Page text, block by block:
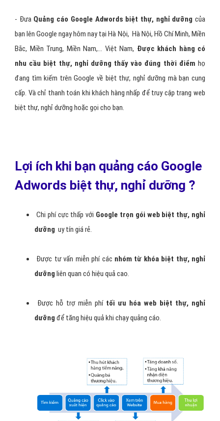
- Đưa Quảng cáo Google Adwords biệt thự, nghỉ dưỡngcủa
bạn lên Google ngay hôm nay tại Hà Nội, Hà Nội, Hồ Chí Minh, Miền
Bắc, Miền Trung, Miền Nam,… Việt Nam, Được khách hàng có
nhu cầu biệt thự, nghỉ dưỡng thấy vào đúng thời điểm họ
đang tìm kiếm trên Google về biệt thự, nghỉ dưỡng mà bạn cung
cấp. Và chỉ thanh toán khi khách hàng nhấp để truy cập trang web
biệt thự, nghỉ dưỡng hoặc gọi cho bạn.
Lợi ích khi bạn quảng cáo Google
Adwords biệt thự, nghỉ dưỡng ?
Chi phí cực thấp với Google trọn gói web biệt thự, nghỉ
dưỡng uy tín giá rẻ.
Được tư vấn miễn phí các nhóm từ khóa biệt thự, nghỉ
dưỡng liên quan có hiệu quả cao.
Được hỗ trợ miễn phí tối ưu hóa web biệt thự, nghỉ
dưỡng để tăng hiệu quả khi chạy quảng cáo.